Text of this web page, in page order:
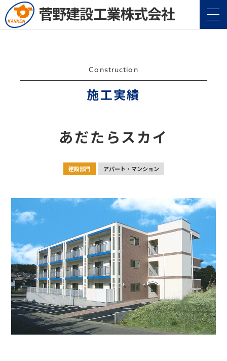
事業案内
施工実績
地域・社会貢献
社内活動
お知らせ 広報誌 最新技術の革新
関連リンク プライバシーポリシー
Construction
施工実績
あだたらスカイ
建設部門 アパート・マンション